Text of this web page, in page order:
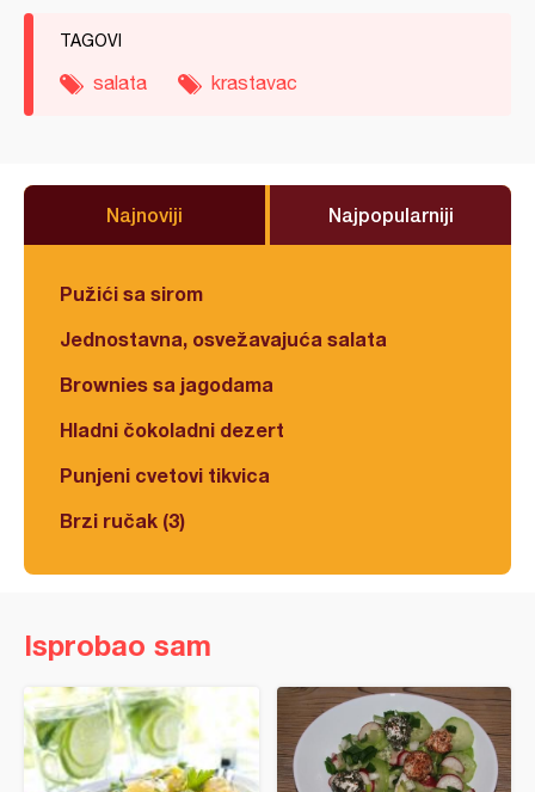
TAGOVI
salata krastavac
Najnoviji Najpopularniji
Pužići sa sirom
Jednostavna, osvežavajuća salata
Brownies sa jagodama
Hladni čokoladni dezert
Punjeni cvetovi tikvica
Brzi ručak (3)
Isprobao sam